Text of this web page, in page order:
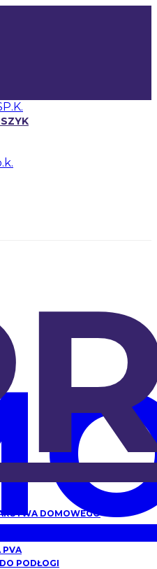
DOMOWEGO
PVA
PODŁOGI